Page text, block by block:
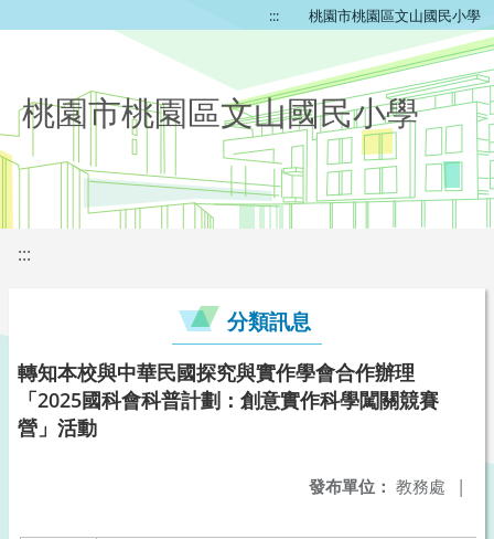
::: 桃園市桃園區文山國民小學
桃園市桃園區文山國民小學
:::
分類訊息
轉知本校與中華民國探究與實作學會合作辦理
「2025國科會科普計劃：創意實作科學闖關競賽
營」活動
發布單位： 教務處 |